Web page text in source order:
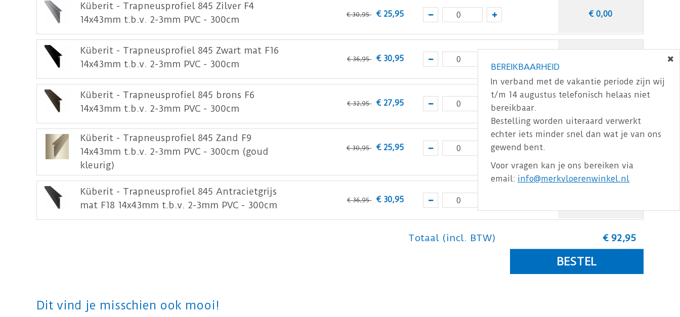
Küberit - Trapneusprofiel 845 Zilver F4
14x43mm t.b.v. 2-3mm PVC - 300cm
€ 30,95 € 25,95 € 0,00
Küberit - Trapneusprofiel 845 Zwart mat F16
14x43mm t.b.v. 2-3mm PVC - 300cm
€ 36,95 € 30,95
Küberit - Trapneusprofiel 845 brons F6
14x43mm t.b.v. 2-3mm PVC - 300cm
€ 32,95 € 27,95
Küberit - Trapneusprofiel 845 Zand F9
14x43mm t.b.v. 2-3mm PVC - 300cm (goud
kleurig)
€ 30,95 € 25,95
Küberit - Trapneusprofiel 845 Antracietgrijs
mat F18 14x43mm t.b.v. 2-3mm PVC - 300cm
€ 36,95 € 30,95
Totaal (incl. BTW) € 92,95
Dit vind je misschien ook mooi!
BEREIKBAARHEID
In verband met de vakantie periode zijn wij
t/m 14 augustus telefonisch helaas niet
bereikbaar.
Bestelling worden uiteraard verwerkt
echter iets minder snel dan wat je van ons
gewend bent.
Voor vragen kan je ons bereiken via
email: info@merkvloerenwinkel.nl